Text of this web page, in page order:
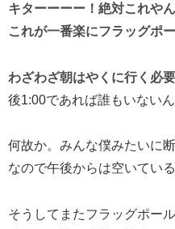
キターーーー！絶対これやん
これが一番楽にフラッグポ
わざわざ朝はやくに行く必
後1:00であれば誰もいないん
何故か。みんな僕みたいに
なので午後からは空いている
そうしてまたフラッグポー